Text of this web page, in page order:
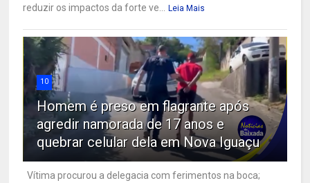
reduzir os impactos da forte ve...
Leia Mais
10
Homem é preso em flagrante após
agredir namorada de 17 anos e
quebrar celular dela em Nova Iguaçu
Vítima procurou a delegacia com ferimentos na boca;